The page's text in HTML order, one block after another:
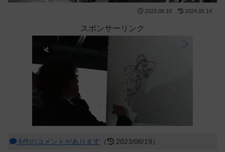
2023.08.10 2024.05.14
スポンサーリンク
6件のコメントがあります （ 2023/08/19）